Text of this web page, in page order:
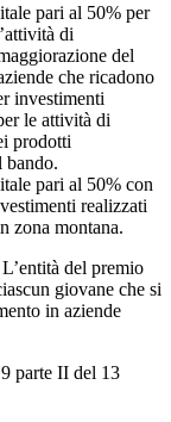
pari al 50% per
di
del
che ricadono
investimenti
le attività di
prodotti
bando.
pari al 50% con
realizzati
zona montana.
del premio
giovane che si
in aziende
parte II del 13